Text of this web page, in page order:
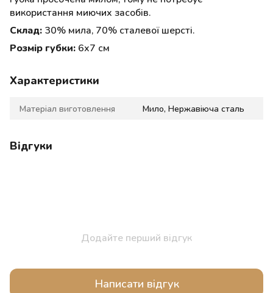
використання миючих засобів.
Склад: 30% мила, 70% сталевої шерсті.
Розмір губки: 6х7 см
Характеристики
Матеріал виготовлення Мило, Нержавіюча сталь
Відгуки
Додайте перший відгук
Написати відгук